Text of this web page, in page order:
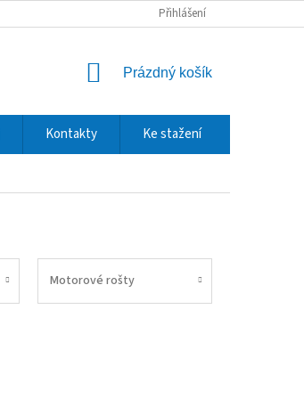
REKLAMACE A VRÁCENÍ ZBOŽÍ OCHRANA
Přihlášení
NÁKUPNÍ
Prázdný košík
Kontakty Ke stažení
Motorové rošty